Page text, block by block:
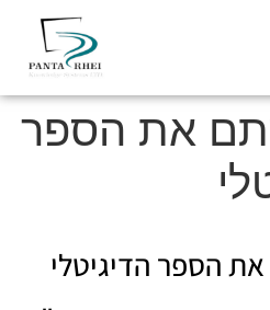
את הספר
הדיגיטלי